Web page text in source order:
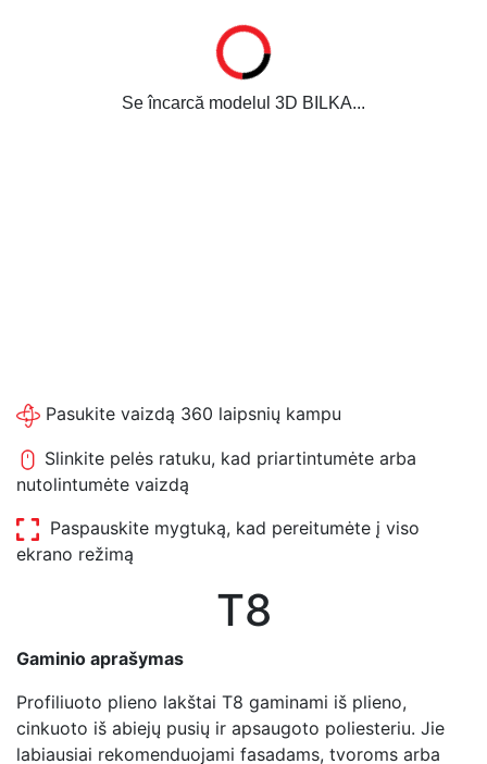
Se încarcă modelul 3D BILKA...
Pasukite vaizdą 360 laipsnių kampu
Slinkite pelės ratuku, kad priartintumėte arba
nutolintumėte vaizdą
Paspauskite mygtuką, kad pereitumėte į viso
ekrano režimą
T8
Gaminio aprašymas
Profiliuoto plieno lakštai T8 gaminami iš plieno,
cinkuoto iš abiejų pusių ir apsaugoto poliesteriu. Jie
labiausiai rekomenduojami fasadams, tvoroms arba